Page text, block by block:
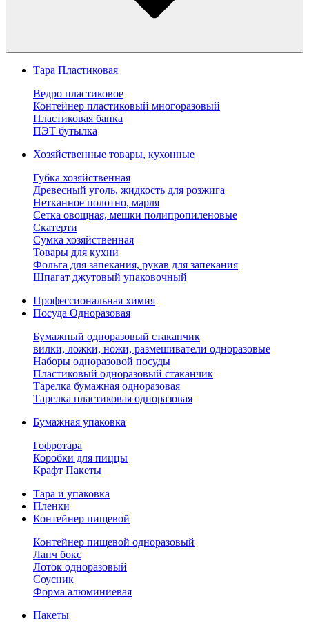
Тара Пластиковая
Ведро пластиковое
Контейнер пластиковый многоразовый
Пластиковая банка
ПЭТ бутылка
Хозяйственные товары, кухонные
Губка хозяйственная
Древесный уголь, жидкость для розжига
Нетканное полотно, марля
Сетка овощная, мешки полипропиленовые
Скатерти
Сумка хозяйственная
Товары для кухни
Фольга для запекания, рукав для запекания
Шпагат джутовый упаковочный
Профессиональная химия
Посуда Одноразовая
Бумажный одноразовый стаканчик
вилки, ложки, ножи, размешиватели одноразовые
Наборы одноразовой посуды
Пластиковый одноразовый стаканчик
Тарелка бумажная одноразовая
Тарелка пластиковая одноразовая
Бумажная упаковка
Гофротара
Коробки для пиццы
Крафт Пакеты
Тара и упаковка
Пленки
Контейнер пищевой
Контейнер пищевой одноразовый
Ланч бокс
Лоток одноразовый
Соусник
Форма алюминиевая
Пакеты